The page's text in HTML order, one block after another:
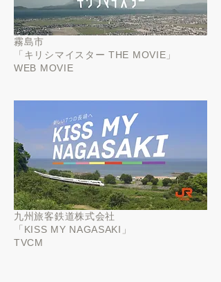
霧島市
「 キリシマイスター THE MOVIE」
WEB MOVIE
九州旅客鉄道株式会社
「KISS MY NAGASAKI 」
TVCM